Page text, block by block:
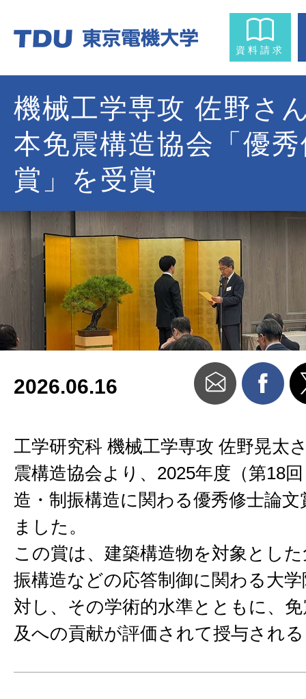
資料請求
機械工学専攻 佐野さ
本免震構造協会「優
賞」を受賞
2026.06.16
工学研究科 機械工学専攻 佐野晃太
震構造協会より、2025年度（第18
造・制振構造に関わる優秀修士論
ました。
この賞は、建築構造物を対象とし
振構造などの応答制御に関わる大
対し、その学術的水準とともに、
及への貢献が評価されて授与され